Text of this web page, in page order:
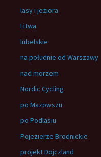
lasy i jeziora
Litwa
lubelskie
na południe od Warszawy
nad morzem
Nordic Cycling
po Mazowszu
po Podlasiu
Pojezierze Brodnickie
projekt Dojczland